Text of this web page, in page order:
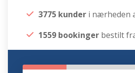
3775 kunder i nærheden
1559 bookinger bestilt